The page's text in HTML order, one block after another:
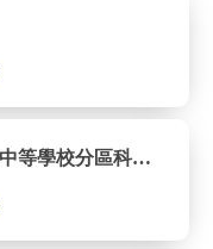
第50屆國立暨縣(市)公私立高級中等學校分區科學展覽會實施計畫